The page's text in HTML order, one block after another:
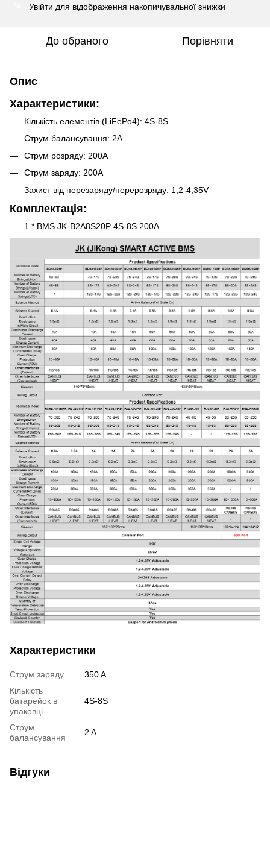
Увійти для відображення накопичувальної знижки
До обраного Порівняти
Опис
Характеристики:
Кількість елементів (LiFePo4): 4S-8S
Струм балансування: 2A
Струм розряду: 200A
Струм заряду: 200A
Захист від перезаряду/перерозряду: 1,2-4,35V
Комплектація:
1 * BMS JK-B2A8S20P 4S-8S 200A
Характеристики
Струм заряду
350 A
Кількість
батарейок в
упаковці
4S-8S
Струм
балансування
2 A
Відгуки